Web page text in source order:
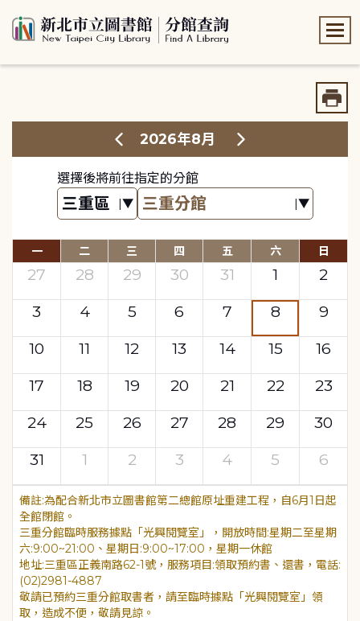
2026年8月
選擇後將前往指定的分館
一 二 三 四 五 六 日
27 28 29 30 31 1
2
3
4 5 6 7 8
9
10
11 12 13 14 15
16
17
18 19 20 21 22
23
24
25 26 27 28 29
30
31
1 2 3 4 5 6
為配合新北市立圖書館第二總館原址重建工程，自6月1日起
全館閉館。
三重分館臨時服務據點「光興閱覽室」，開放時間:星期二至星期
六:9:00~21:00、星期日:9:00~17:00，星期一休館
地址:三重區正義南路62-1號，服務項目:領取預約書、還書，電話:
(02)2981-4887
敬請已預約三重分館取書者，請至臨時據點「光興閱覽室」領
取，造成不便，敬請見諒。